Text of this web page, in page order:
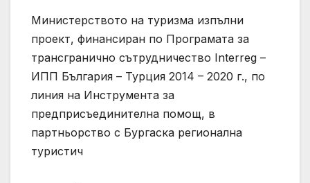
Министерството на туризма изпълни
проект, финансиран по Програмата за
трансгранично сътрудничество Interreg –
ИПП България – Турция 2014 – 2020 г., по
линия на Инструмента за
предприсъединителна помощ, в
партньорство с Бургаска регионална
туристич